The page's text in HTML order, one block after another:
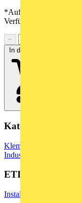
*Auf Anfrage verfügbar
Verfügbarkeit zu prüfen
−
In den Warenkorb
Kategorien
Klemmen,
Industriesteckverbinder
ETIM Group
Installationsmaterial